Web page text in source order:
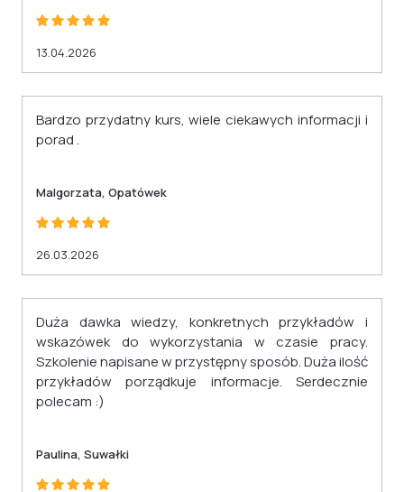
13.04.2026
Bardzo przydatny kurs, wiele ciekawych informacji i
porad .
Malgorzata, Opatówek
26.03.2026
Duża dawka wiedzy, konkretnych przykładów i
wskazówek do wykorzystania w czasie pracy.
Szkolenie napisane w przystępny sposób. Duża ilość
przykładów porządkuje informacje. Serdecznie
polecam :)
Paulina, Suwałki